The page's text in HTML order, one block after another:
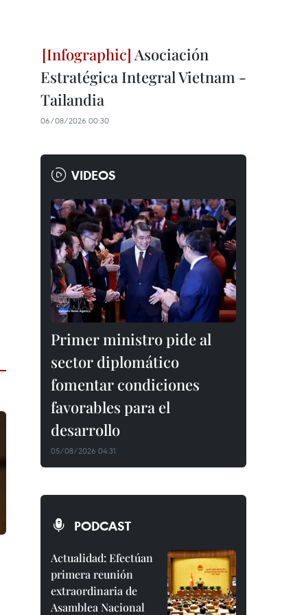
Asociación
Estratégica Integral Vietnam -
Tailandia
06/08/2026 00:30
VIDEOS
Primer ministro pide al
sector diplomático
fomentar condiciones
favorables para el
desarrollo
05/08/2026 04:31
PODCAST
Actualidad: Efectúan
primera reunión
extraordinaria de
Asamblea Nacional